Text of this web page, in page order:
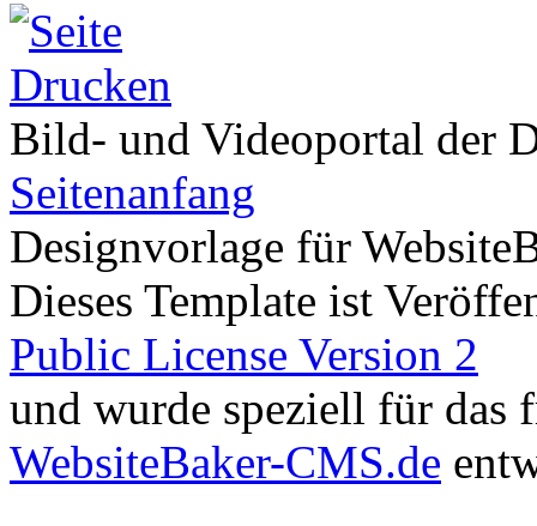
Bild- und Videoportal der
Seitenanfang
Designvorlage für
Dieses Template ist
Public License Version 2
und wurde speziell für das
WebsiteBaker-CMS.de